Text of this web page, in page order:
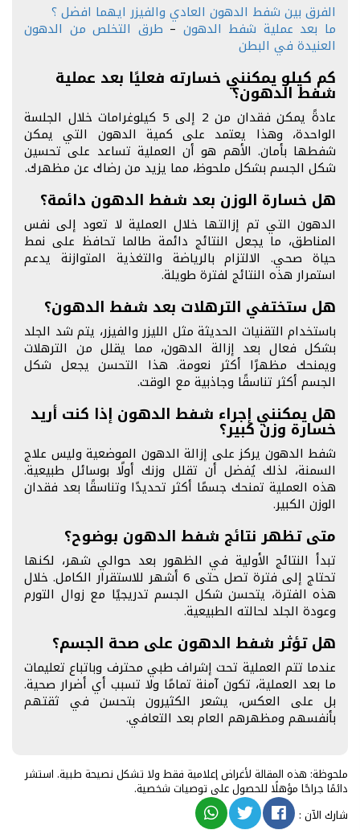
الفرق بين شفط الدهون العادي والفيزر ايهما افضل ؟
ما بعد عملية شفط الدهون – طرق التخلص من الدهون
العنيدة في البطن
كم كيلو يمكنني خسارته فعليًا بعد عملية
شفط الدهون؟
عادةً يمكن فقدان من 2 إلى 5 كيلوغرامات خلال الجلسة
الواحدة، وهذا يعتمد على كمية الدهون التي يمكن
شفطها بأمان. الأهم هو أن العملية تساعد على تحسين
شكل الجسم بشكل ملحوظ، مما يزيد من رضاك عن مظهرك.
هل خسارة الوزن بعد شفط الدهون دائمة؟
الدهون التي تم إزالتها خلال العملية لا تعود إلى نفس
المناطق، ما يجعل النتائج دائمة طالما تحافظ على نمط
حياة صحي. الالتزام بالرياضة والتغذية المتوازنة يدعم
استمرار هذه النتائج لفترة طويلة.
هل ستختفي الترهلات بعد شفط الدهون؟
باستخدام التقنيات الحديثة مثل الليزر والفيزر، يتم شد الجلد
بشكل فعال بعد إزالة الدهون، مما يقلل من الترهلات
ويمنحك مظهرًا أكثر نعومة. هذا التحسن يجعل شكل
الجسم أكثر تناسقًا وجاذبية مع الوقت.
هل يمكنني إجراء شفط الدهون إذا كنت أريد
خسارة وزن كبير؟
شفط الدهون يركز على إزالة الدهون الموضعية وليس علاج
السمنة، لذلك يُفضل أن تقلل وزنك أولًا بوسائل طبيعية.
هذه العملية تمنحك جسمًا أكثر تحديدًا وتناسقًا بعد فقدان
الوزن الكبير.
متى تظهر نتائج شفط الدهون بوضوح؟
تبدأ النتائج الأولية في الظهور بعد حوالي شهر، لكنها
تحتاج إلى فترة تصل حتى 6 أشهر للاستقرار الكامل. خلال
هذه الفترة، يتحسن شكل الجسم تدريجيًا مع زوال التورم
وعودة الجلد لحالته الطبيعية.
هل تؤثر شفط الدهون على صحة الجسم؟
عندما تتم العملية تحت إشراف طبي محترف وباتباع تعليمات
ما بعد العملية، تكون آمنة تمامًا ولا تسبب أي أضرار صحية.
بل على العكس، يشعر الكثيرون بتحسن في ثقتهم
بأنفسهم ومظهرهم العام بعد التعافي.
ملحوظة: هذه المقالة لأغراض إعلامية فقط ولا تشكل نصيحة طبية. استشر
دائمًا جراحًا مؤهلًا للحصول على توصيات شخصية.
شارك الآن :